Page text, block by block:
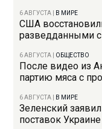
6 АВГУСТА В МИРЕ
США
разведданными
6 АВГУСТА ОБЩЕСТВО
После видео из
партию мяса с
6 АВГУСТА В МИРЕ
Зеленский
поставок